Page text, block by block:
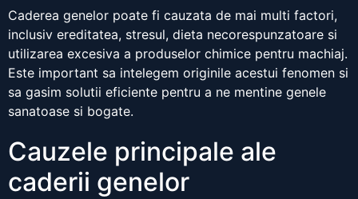
Caderea genelor poate fi cauzata de mai multi factori,
inclusiv ereditatea, stresul, dieta necorespunzatoare si
utilizarea excesiva a produselor chimice pentru machiaj.
Este important sa intelegem originile acestui fenomen si
sa gasim solutii eficiente pentru a ne mentine genele
sanatoase si bogate.
Cauzele principale ale
caderii genelor